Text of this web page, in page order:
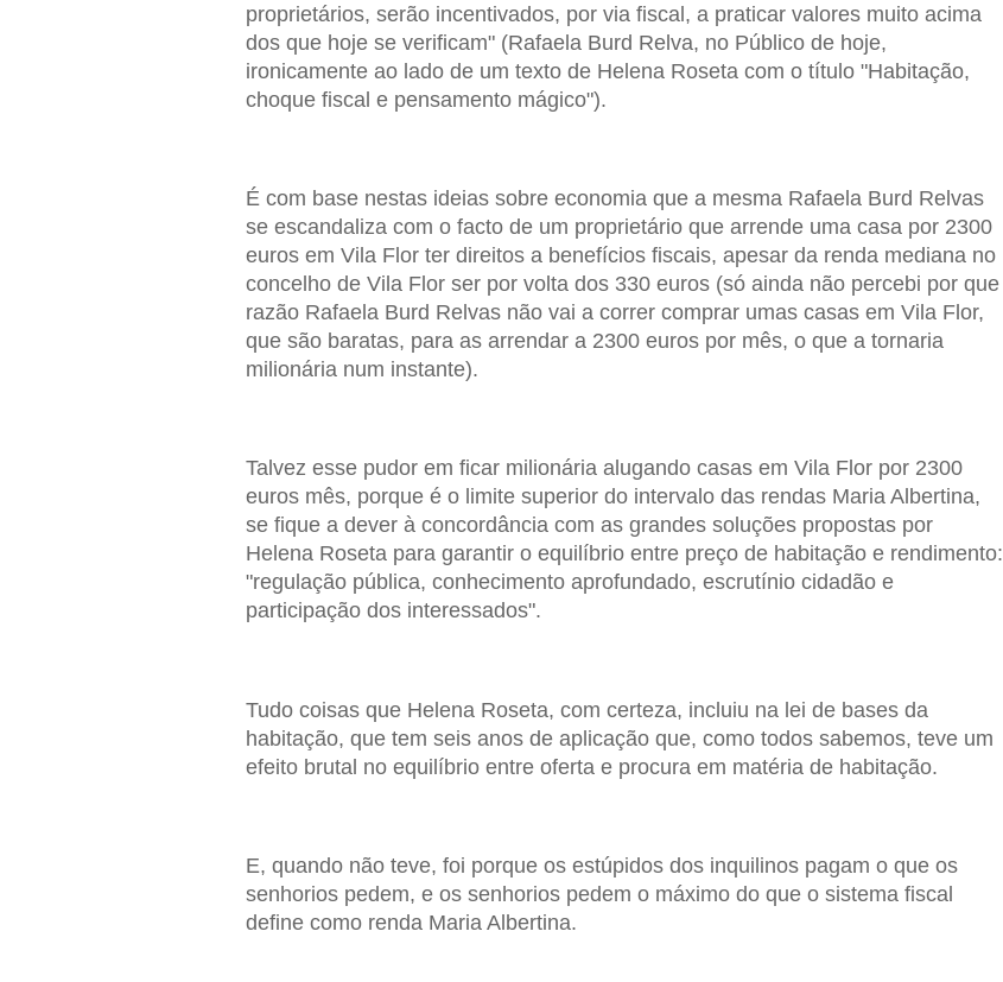
proprietários, serão incentivados, por via fiscal, a praticar valores muito acima
dos que hoje se verificam" (Rafaela Burd Relva, no Público de hoje,
ironicamente ao lado de um texto de Helena Roseta com o título "Habitação,
choque fiscal e pensamento mágico").
É com base nestas ideias sobre economia que a mesma Rafaela Burd Relvas
se escandaliza com o facto de um proprietário que arrende uma casa por 2300
euros em Vila Flor ter direitos a benefícios fiscais, apesar da renda mediana no
concelho de Vila Flor ser por volta dos 330 euros (só ainda não percebi por que
razão Rafaela Burd Relvas não vai a correr comprar umas casas em Vila Flor,
que são baratas, para as arrendar a 2300 euros por mês, o que a tornaria
milionária num instante).
Talvez esse pudor em ficar milionária alugando casas em Vila Flor por 2300
euros mês, porque é o limite superior do intervalo das rendas Maria Albertina,
se fique a dever à concordância com as grandes soluções propostas por
Helena Roseta para garantir o equilíbrio entre preço de habitação e rendimento:
"regulação pública, conhecimento aprofundado, escrutínio cidadão e
participação dos interessados".
Tudo coisas que Helena Roseta, com certeza, incluiu na lei de bases da
habitação, que tem seis anos de aplicação que, como todos sabemos, teve um
efeito brutal no equilíbrio entre oferta e procura em matéria de habitação.
E, quando não teve, foi porque os estúpidos dos inquilinos pagam o que os
senhorios pedem, e os senhorios pedem o máximo do que o sistema fiscal
define como renda Maria Albertina.